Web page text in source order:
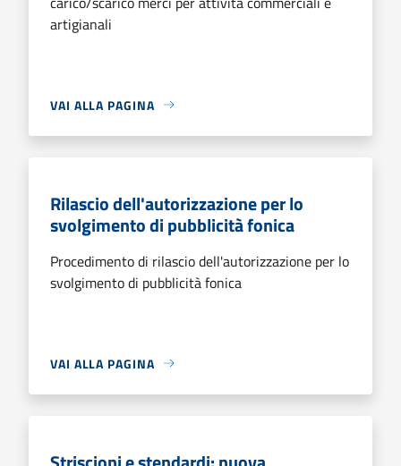
artigianali
VAI ALLA PAGINA
Rilascio dell'autorizzazione per lo
svolgimento di pubblicità fonica
Procedimento di rilascio dell'autorizzazione per lo
svolgimento di pubblicità fonica
VAI ALLA PAGINA